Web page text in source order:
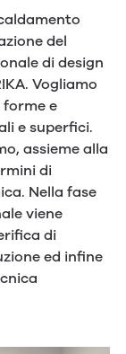
del
di design
Vogliamo
e
e superfici.
assieme alla
di
Nella fase
viene
di
ed infine